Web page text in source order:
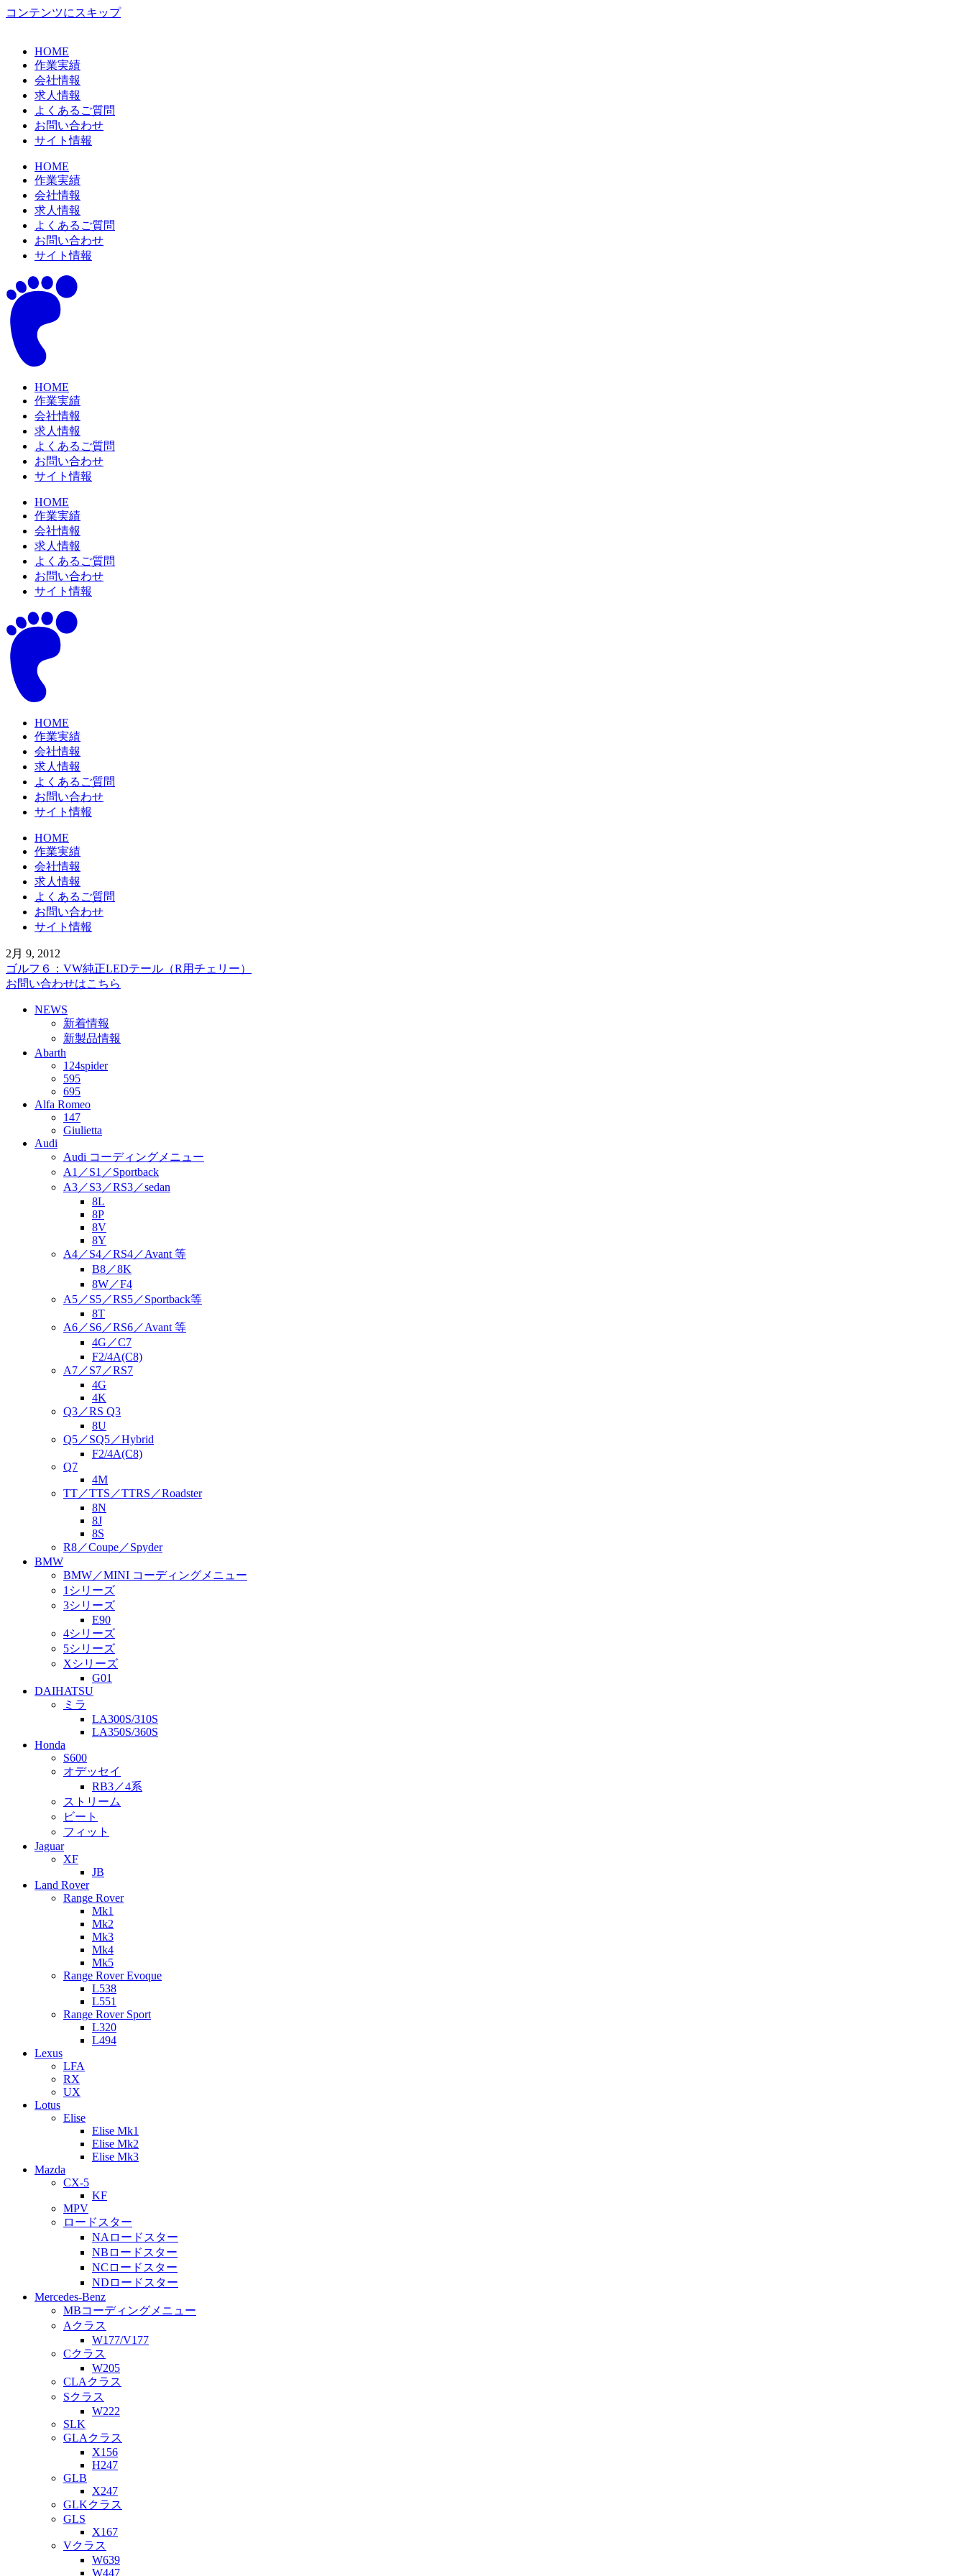
コンテンツにスキップ
HOME
作業実績
会社情報
求人情報
よくあるご質問
お問い合わせ
サイト情報
HOME
作業実績
会社情報
求人情報
よくあるご質問
お問い合わせ
サイト情報
HOME
作業実績
会社情報
求人情報
よくあるご質問
お問い合わせ
サイト情報
HOME
作業実績
会社情報
求人情報
よくあるご質問
お問い合わせ
サイト情報
HOME
作業実績
会社情報
求人情報
よくあるご質問
お問い合わせ
サイト情報
HOME
作業実績
会社情報
求人情報
よくあるご質問
お問い合わせ
サイト情報
2月 9, 2012
ゴルフ６：VW純正LEDテール（R用チェリー）
お問い合わせはこちら
NEWS
新着情報
新製品情報
Abarth
124spider
595
695
Alfa Romeo
147
Giulietta
Audi
Audi コーディングメニュー
A1／S1／Sportback
A3／S3／RS3／sedan
8L
8P
8V
8Y
A4／S4／RS4／Avant 等
B8／8K
8W／F4
A5／S5／RS5／Sportback等
8T
A6／S6／RS6／Avant 等
4G／C7
F2/4A(C8)
A7／S7／RS7
4G
4K
Q3／RS Q3
8U
Q5／SQ5／Hybrid
F2/4A(C8)
Q7
4M
TT／TTS／TTRS／Roadster
8N
8J
8S
R8／Coupe／Spyder
BMW
BMW／MINI コーディングメニュー
1シリーズ
3シリーズ
E90
4シリーズ
5シリーズ
Xシリーズ
G01
DAIHATSU
ミラ
LA300S/310S
LA350S/360S
Honda
S600
オデッセイ
RB3／4系
ストリーム
ビート
フィット
Jaguar
XF
JB
Land Rover
Range Rover
Mk1
Mk2
Mk3
Mk4
Mk5
Range Rover Evoque
L538
L551
Range Rover Sport
L320
L494
Lexus
LFA
RX
UX
Lotus
Elise
Elise Mk1
Elise Mk2
Elise Mk3
Mazda
CX-5
KF
MPV
ロードスター
NAロードスター
NBロードスター
NCロードスター
NDロードスター
Mercedes-Benz
MBコーディングメニュー
Aクラス
W177/V177
Cクラス
W205
CLAクラス
Sクラス
W222
SLK
GLAクラス
X156
H247
GLB
X247
GLKクラス
GLS
X167
Vクラス
W639
W447